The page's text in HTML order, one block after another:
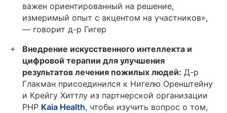
важен ориентированный на решение,
измеримый опыт с акцентом на участников»,
— говорит д-р Гигер
Внедрение искусственного интеллекта и
цифровой терапии для улучшения
результатов лечения пожилых людей: Д-р
Глакман присоединился к Нигелю Оренштейну
и Крейгу Хиттлу из партнерской организации
PHP Kaia Health, чтобы изучить вопрос о том,